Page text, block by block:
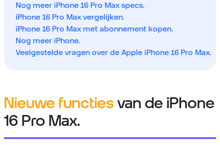
Nog meer iPhone 16 Pro Max specs.
iPhone 16 Pro Max vergelijken.
iPhone 16 Pro Max met abonnement kopen.
Nog meer iPhone.
Veelgestelde vragen over de Apple iPhone 16 Pro Max.
Nieuwe functies van de iPhone
16 Pro Max.